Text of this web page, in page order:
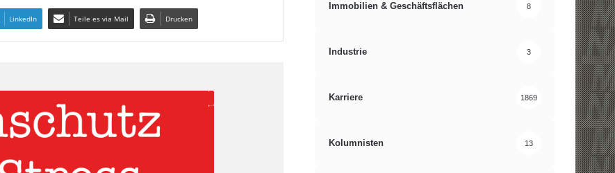
LinkedIn Teile es via Mail Drucken
Immobilien & Geschäftsflächen 8
Industrie 3
Karriere 1869
Kolumnisten 13